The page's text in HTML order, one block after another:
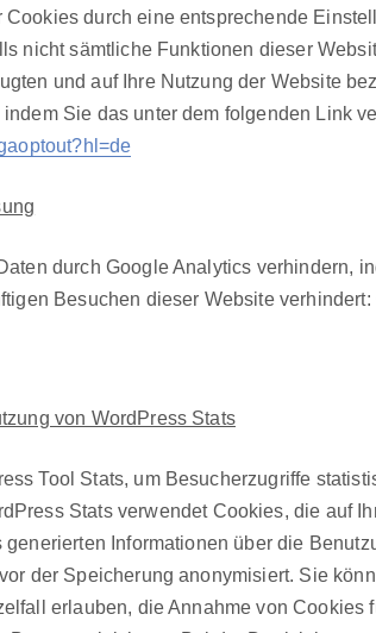
durch eine entsprechende
nicht sämtliche Funk­tio­nen dieser
und auf Ihre Nutzung der Web­site
Sie das unter dem fol­gen­den Link
durch Google Ana­lyt­ics ver­hin­dern,
Besuchen dieser Web­site
von Word­Press Stats
Tool Stats, um Besucherzu­griffe
Stats ver­wen­det Cook­ies, die auf
Infor­ma­tio­nen über die
der Spe­icherung anonymisiert. Sie
erlauben, die Annahme von